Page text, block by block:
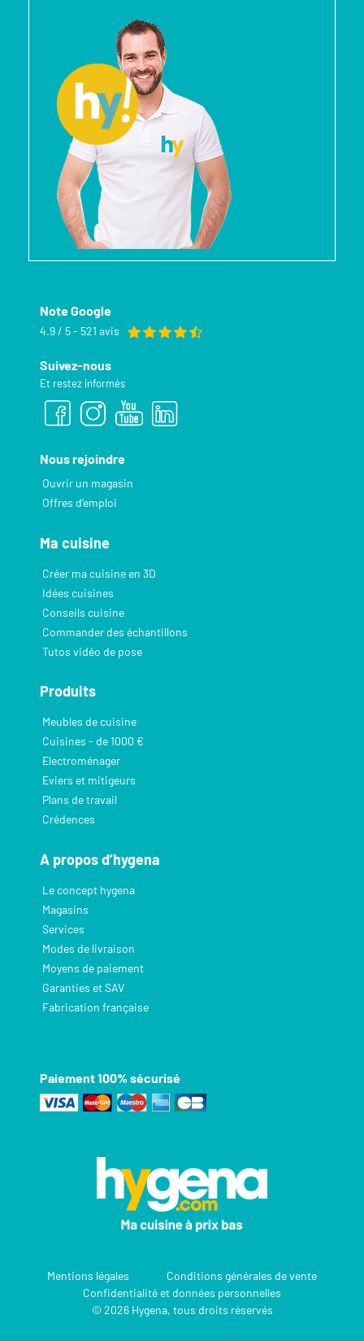
Note Google
4.9 / 5 - 521 avis
Suivez-nous
Et restez informés
Nous rejoindre
Ouvrir un magasin
Offres d’emploi
Ma cuisine
Créer ma cuisine en 3D
Idées cuisines
Conseils cuisine
Commander des échantillons
Tutos vidéo de pose
Produits
Meubles de cuisine
Cuisines - de 1000 €
Electroménager
Eviers et mitigeurs
Plans de travail
Crédences
A propos d’hygena
Le concept hygena
Magasins
Services
Modes de livraison
Moyens de paiement
Garanties et SAV
Fabrication française
Paiement 100% sécurisé
Mentions légales
Conditions générales de vente
Confidentialité et données personnelles
© 2026 Hygena, tous droits réservés